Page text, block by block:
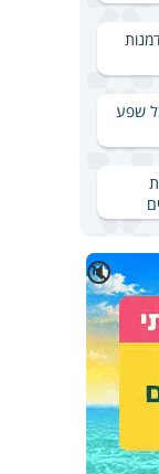
שפע
🔇